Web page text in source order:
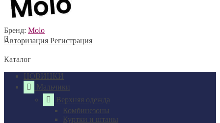
Бренд: Molo
Авторизация Регистрация
Каталог
НОВИНКИ
Мальчики
Верхняя одежда
Комбинезоны
Куртки и штаны